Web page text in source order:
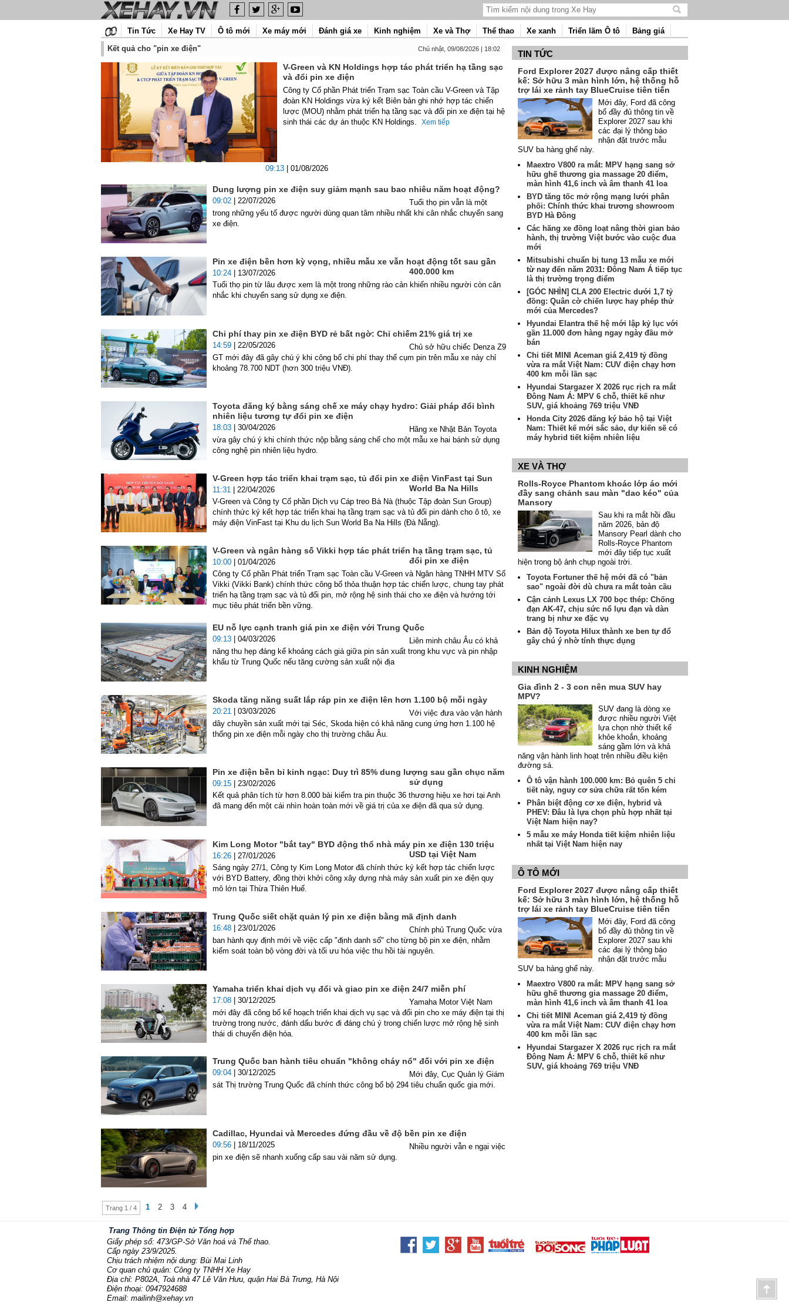
Tìm
nội
dung
Tin Tức Xe Hay TV Ô tô mới Xe máy mới Đánh giá xe Kinh nghiệm Xe và Thợ Thể thao Xe xanh Triển lãm Ô tô
Bảng giá
Kết quả cho "pin xe điện"
Chủ nhật, 09/08/2026 | 18:02
V-Green và KN Holdings hợp tác phát triển hạ tầng sạc
và đổi pin xe điện
09:13 | 01/08/2026
Công ty Cổ phần Phát triển Trạm sạc Toàn cầu V-Green và Tập
đoàn KN Holdings vừa ký kết Biên bản ghi nhớ hợp tác chiến
lược (MOU) nhằm phát triển hạ tầng sạc và đổi pin xe điện tại hệ
sinh thái các dự án thuộc KN Holdings. Xem tiếp
Dung lượng pin xe điện suy giảm mạnh sau bao nhiêu năm hoạt động?
09:02 | 22/07/2026
Tuổi thọ pin vẫn là một
trong những yếu tố được người dùng quan tâm nhiều nhất khi cân nhắc chuyển sang
xe điện.
Pin xe điện bền hơn kỳ vọng, nhiều mẫu xe vẫn hoạt động tốt sau gần
400.000 km
10:24 | 13/07/2026
Tuổi thọ pin từ lâu được xem là một trong những rào cản khiến nhiều người còn cân
nhắc khi chuyển sang sử dụng xe điện.
Chi phí thay pin xe điện BYD rẻ bất ngờ: Chỉ chiếm 21% giá trị xe
14:59 | 22/05/2026
Chủ sở hữu chiếc Denza Z9
GT mới đây đã gây chú ý khi công bố chi phí thay thế cụm pin trên mẫu xe này chỉ
khoảng 78.700 NDT (hơn 300 triệu VNĐ).
Toyota đăng ký bằng sáng chế xe máy chạy hydro: Giải pháp đổi bình
nhiên liệu tương tự đổi pin xe điện
18:03 | 30/04/2026
Hãng xe Nhật Bản Toyota
vừa gây chú ý khi chính thức nộp bằng sáng chế cho một mẫu xe hai bánh sử dụng
công nghệ pin nhiên liệu hydro.
V-Green hợp tác triển khai trạm sạc, tủ đổi pin xe điện VinFast tại Sun
World Ba Na Hills
11:31 | 22/04/2026
V-Green và Công ty Cổ phần Dịch vụ Cáp treo Bà Nà (thuộc Tập đoàn Sun Group)
chính thức ký kết hợp tác triển khai hạ tầng trạm sạc và tủ đổi pin dành cho ô tô, xe
máy điện VinFast tại Khu du lịch Sun World Ba Na Hills (Đà Nẵng).
V-Green và ngân hàng số Vikki hợp tác phát triển hạ tầng trạm sạc, tủ
đổi pin xe điện
10:00 | 01/04/2026
Công ty Cổ phần Phát triển Trạm sạc Toàn cầu V-Green và Ngân hàng TNHH MTV Số
Vikki (Vikki Bank) chính thức công bố thỏa thuận hợp tác chiến lược, chung tay phát
triển hạ tầng trạm sạc và tủ đổi pin, mở rộng hệ sinh thái cho xe điện và hướng tới
mục tiêu phát triển bền vững.
EU nỗ lực cạnh tranh giá pin xe điện với Trung Quốc
09:13 | 04/03/2026
Liên minh châu Âu có khả
năng thu hẹp đáng kể khoảng cách giá giữa pin sản xuất trong khu vực và pin nhập
khẩu từ Trung Quốc nếu tăng cường sản xuất nội địa
Skoda tăng năng suất lắp ráp pin xe điện lên hơn 1.100 bộ mỗi ngày
20:21 | 03/03/2026
Với việc đưa vào vận hành
dây chuyền sản xuất mới tại Séc, Skoda hiện có khả năng cung ứng hơn 1.100 hệ
thống pin xe điện mỗi ngày cho thị trường châu Âu.
Pin xe điện bền bỉ kinh ngạc: Duy trì 85% dung lượng sau gần chục năm
sử dụng
09:15 | 23/02/2026
Kết quả phân tích từ hơn 8.000 bài kiểm tra pin thuộc 36 thương hiệu xe hơi tại Anh
đã mang đến một cái nhìn hoàn toàn mới về giá trị của xe điện đã qua sử dụng.
Kim Long Motor "bắt tay" BYD động thổ nhà máy pin xe điện 130 triệu
USD tại Việt Nam
16:26 | 27/01/2026
Sáng ngày 27/1, Công ty Kim Long Motor đã chính thức ký kết hợp tác chiến lược
với BYD Battery, đồng thời khởi công xây dựng nhà máy sản xuất pin xe điện quy
mô lớn tại Thừa Thiên Huế.
Trung Quốc siết chặt quản lý pin xe điện bằng mã định danh
16:48 | 23/01/2026
Chính phủ Trung Quốc vừa
ban hành quy định mới về việc cấp "định danh số" cho từng bộ pin xe điện, nhằm
kiểm soát toàn bộ vòng đời và tối ưu hóa việc thu hồi tài nguyên.
Yamaha triển khai dịch vụ đổi và giao pin xe điện 24/7 miễn phí
17:08 | 30/12/2025
Yamaha Motor Việt Nam
mới đây đã công bố kế hoạch triển khai dịch vụ sạc và đổi pin cho xe máy điện tại thị
trường trong nước, đánh dấu bước đi đáng chú ý trong chiến lược mở rộng hệ sinh
thái di chuyển điện hóa.
Trung Quốc ban hành tiêu chuẩn "không cháy nổ" đối với pin xe điện
09:04 | 30/12/2025
Mới đây, Cục Quản lý Giám
sát Thị trường Trung Quốc đã chính thức công bố bộ 294 tiêu chuẩn quốc gia mới.
Cadillac, Hyundai và Mercedes đứng đầu về độ bền pin xe điện
09:56 | 18/11/2025
Nhiều người vẫn e ngại việc
pin xe điện sẽ nhanh xuống cấp sau vài năm sử dụng.
Trang 1 / 4 1 2 3 4
TIN TỨC
Ford Explorer 2027 được nâng cấp thiết
kế: Sở hữu 3 màn hình lớn, hệ thống hỗ
trợ lái xe rảnh tay BlueCruise tiên tiến
Mới đây, Ford đã công
bố đầy đủ thông tin về
Explorer 2027 sau khi
các đại lý thông báo
nhận đặt trước mẫu
SUV ba hàng ghế này.
Maextro V800 ra mắt: MPV hạng sang sở
hữu ghế thương gia massage 20 điểm,
màn hình 41,6 inch và âm thanh 41 loa
BYD tăng tốc mở rộng mạng lưới phân
phối: Chính thức khai trương showroom
BYD Hà Đông
Các hãng xe đồng loạt nâng thời gian bảo
hành, thị trường Việt bước vào cuộc đua
mới
Mitsubishi chuẩn bị tung 13 mẫu xe mới
từ nay đến năm 2031: Đông Nam Á tiếp tục
là thị trường trọng điểm
[GÓC NHÌN] CLA 200 Electric dưới 1,7 tỷ
đồng: Quân cờ chiến lược hay phép thử
mới của Mercedes?
Hyundai Elantra thế hệ mới lập kỷ lục với
gần 11.000 đơn hàng ngay ngày đầu mở
bán
Chi tiết MINI Aceman giá 2,419 tỷ đồng
vừa ra mắt Việt Nam: CUV điện chạy hơn
400 km mỗi lần sạc
Hyundai Stargazer X 2026 rục rịch ra mắt
Đông Nam Á: MPV 6 chỗ, thiết kế như
SUV, giá khoảng 769 triệu VNĐ
Honda City 2026 đăng ký bảo hộ tại Việt
Nam: Thiết kế mới sắc sảo, dự kiến sẽ có
máy hybrid tiết kiệm nhiên liệu
XE VÀ THỢ
Rolls-Royce Phantom khoác lớp áo mới
đầy sang chảnh sau màn "dao kéo" của
Mansory
Sau khi ra mắt hồi đầu
năm 2026, bản độ
Mansory Pearl dành cho
Rolls-Royce Phantom
mới đây tiếp tục xuất
hiện trong bộ ảnh chụp ngoài trời.
Toyota Fortuner thế hệ mới đã có "bản
sao" ngoài đời dù chưa ra mắt toàn cầu
Cận cảnh Lexus LX 700 bọc thép: Chống
đạn AK-47, chịu sức nổ lựu đạn và dàn
trang bị như xe đặc vụ
Bản độ Toyota Hilux thành xe ben tự đổ
gây chú ý nhờ tính thực dụng
KINH NGHIỆM
Gia đình 2 - 3 con nên mua SUV hay
MPV?
SUV đang là dòng xe
được nhiều người Việt
lựa chọn nhờ thiết kế
khỏe khoắn, khoảng
sáng gầm lớn và khả
năng vận hành linh hoạt trên nhiều điều kiện
đường sá.
Ô tô vận hành 100.000 km: Bỏ quên 5 chi
tiết này, nguy cơ sửa chữa rất tốn kém
Phân biệt động cơ xe điện, hybrid và
PHEV: Đâu là lựa chọn phù hợp nhất tại
Việt Nam hiện nay?
5 mẫu xe máy Honda tiết kiệm nhiên liệu
nhất tại Việt Nam hiện nay
Ô TÔ MỚI
Ford Explorer 2027 được nâng cấp thiết
kế: Sở hữu 3 màn hình lớn, hệ thống hỗ
trợ lái xe rảnh tay BlueCruise tiên tiến
Mới đây, Ford đã công
bố đầy đủ thông tin về
Explorer 2027 sau khi
các đại lý thông báo
nhận đặt trước mẫu
SUV ba hàng ghế này.
Maextro V800 ra mắt: MPV hạng sang sở
hữu ghế thương gia massage 20 điểm,
màn hình 41,6 inch và âm thanh 41 loa
Chi tiết MINI Aceman giá 2,419 tỷ đồng
vừa ra mắt Việt Nam: CUV điện chạy hơn
400 km mỗi lần sạc
Hyundai Stargazer X 2026 rục rịch ra mắt
Đông Nam Á: MPV 6 chỗ, thiết kế như
SUV, giá khoảng 769 triệu VNĐ
Trang Thông tin Điện tử Tổng hợp
Giấy phép số: 473/GP-Sở Văn hoá và Thể thao.
Cấp ngày 23/9/2025.
Chịu trách nhiệm nội dung: Bùi Mai Linh
Cơ quan chủ quản: Công ty TNHH Xe Hay
Địa chỉ: P802A, Toà nhà 47 Lê Văn Hưu, quận Hai Bà Trưng, Hà Nội
Điện thoại: 0947924688
Email: mailinh@xehay.vn